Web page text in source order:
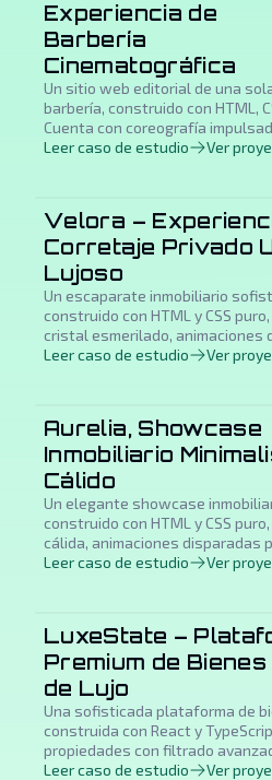
Experiencia de
Barbería
Cinematográfica
Un sitio web editorial de una
barbería, construido con HTML,
Cuenta con coreografía
smooth scroll, cursor
Diseñado como una experiencia
en lugar de un sitio comercial
Leer caso de estudio Ver
Velora –
Corretaje Privado
Lujoso
Un escaparate inmobiliario
construido con HTML y CSS
cristal esmerilado, animaciones
imágenes con parallax y una
Leer caso de estudio Ver
Aurelia, Showcase
Inmobiliario
Cálido
Un elegante showcase
construido con HTML y CSS
cálida, animaciones disparadas
crema refinada diseñada para
Leer caso de estudio Ver
LuxeState –
Premium de Bienes
de Lujo
Una sofisticada plataforma de
construida con React y
propiedades con filtrado
sección de journal blog,
Leer caso de estudio Ver